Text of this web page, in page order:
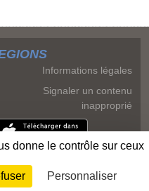
Informations légales
Signaler un contenu
inapproprié
Connexion
donne le contrôle sur ceux
Personnaliser